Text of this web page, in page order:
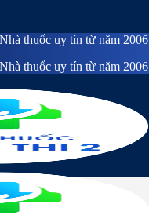
thuốc uy tín từ năm 2006
thuốc uy tín từ năm 2006